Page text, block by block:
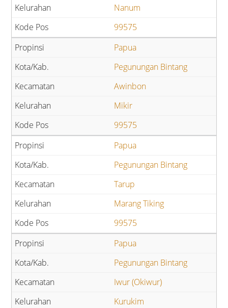
Nanum
99575
Papua
Pegunungan Bintang
Awinbon
Mikir
99575
Papua
Pegunungan Bintang
Tarup
Marang Tiking
99575
Papua
Pegunungan Bintang
Iwur (Okiwur)
Kurukim